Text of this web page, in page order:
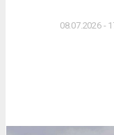
08.07.2026 -